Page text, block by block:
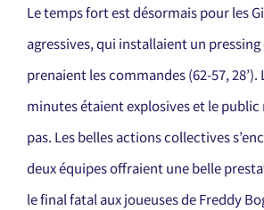
Le temps fort est désormais pour les
agressives, qui installaient un
prenaient les commandes (62-57, 28’).
minutes étaient explosives et le public
pas. Les belles actions collectives
deux équipes offraient une belle
le final fatal aux joueuses de Freddy